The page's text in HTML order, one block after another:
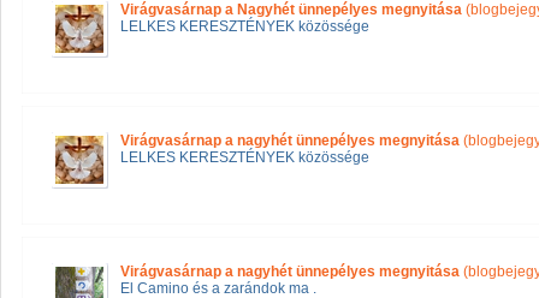
Virágvasárnap a Nagyhét ünnepélyes megnyitása
LELKES KERESZTÉNYEK közössége
Virágvasárnap a nagyhét ünnepélyes megnyitása
LELKES KERESZTÉNYEK közössége
Virágvasárnap a nagyhét ünnepélyes megnyitása
El Camino és a zarándok ma .